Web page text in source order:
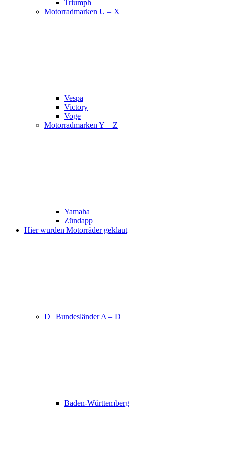
Triumph
Motorradmarken U – X
Vespa
Victory
Voge
Motorradmarken Y – Z
Yamaha
Zündapp
Hier wurden Motorräder geklaut
D | Bundesländer A – D
Baden-Württemberg